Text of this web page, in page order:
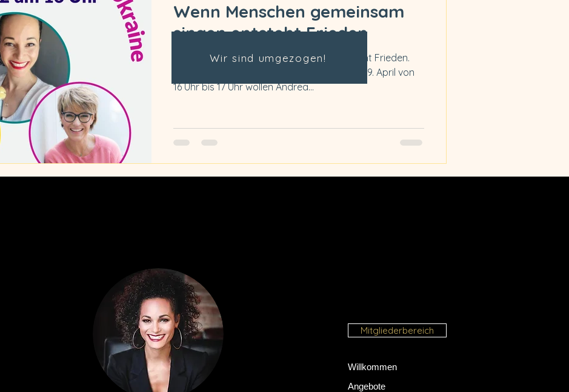
Wenn Menschen gemeinsam
singen entsteht Frieden
Wenn Menschen gemeinsam singen entsteht Frieden.
Davon bin ich überzeugt. Am Samstag, den 9. April von
16 Uhr bis 17 Uhr wollen Andrea...
Wir sind umgezogen!
Mitgliederbereich
Willkommen
Angebote